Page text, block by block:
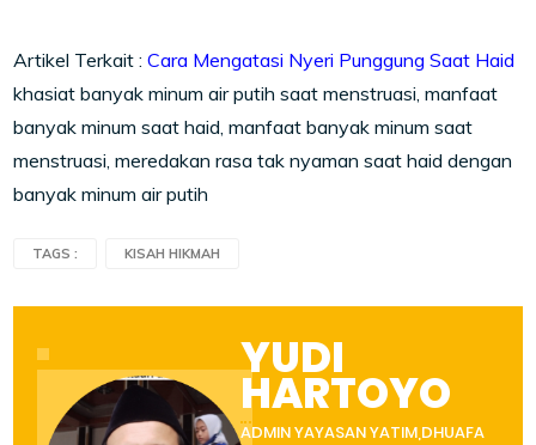
Artikel Terkait :Cara Mengatasi Nyeri Punggung Saat Haid
khasiat banyak minum air putih saat menstruasi, manfaat
banyak minum saat haid, manfaat banyak minum saat
menstruasi, meredakan rasa tak nyaman saat haid dengan
banyak minum air putih
TAGS : KISAH HIKMAH
YUDI
HARTOYO
ADMIN YAYASAN YATIM,DHUAFA